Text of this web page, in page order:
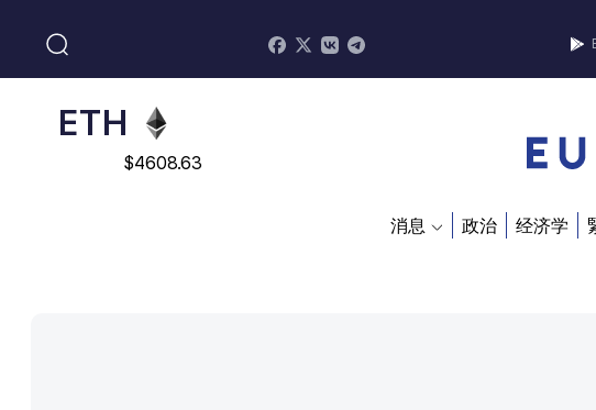
ADA
$0.868816
ETH
$4608.63
消息 政治 经济学